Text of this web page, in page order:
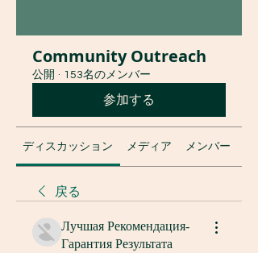
Community Outreach
公開 · 153名のメンバー
参加する
ディスカッション メディア メンバー
戻る
Лучшая Рекомендация-
Гарантия Результата